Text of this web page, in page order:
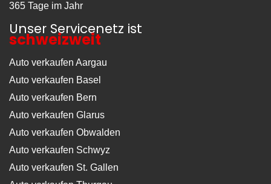
365 Tage im Jahr
Unser Servicenetz ist
schweizweit
Auto verkaufen Aargau
Auto verkaufen Basel
Auto verkaufen Bern
Auto verkaufen Glarus
Auto verkaufen Obwalden
Auto verkaufen Schwyz
Auto verkaufen St. Gallen